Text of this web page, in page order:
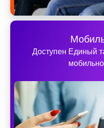
Доступен Единый